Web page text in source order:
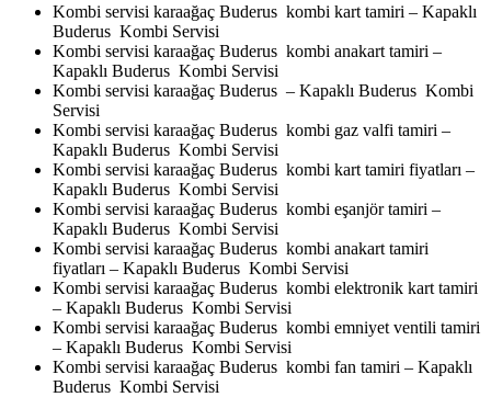
Kombi servisi karaağaç Buderus kombi kart tamiri – Kapaklı
Buderus Kombi Servisi
Kombi servisi karaağaç Buderus kombi anakart tamiri –
Kapaklı Buderus Kombi Servisi
Kombi servisi karaağaç Buderus – Kapaklı Buderus Kombi
Servisi
Kombi servisi karaağaç Buderus kombi gaz valfi tamiri –
Kapaklı Buderus Kombi Servisi
Kombi servisi karaağaç Buderus kombi kart tamiri fiyatları –
Kapaklı Buderus Kombi Servisi
Kombi servisi karaağaç Buderus kombi eşanjör tamiri –
Kapaklı Buderus Kombi Servisi
Kombi servisi karaağaç Buderus kombi anakart tamiri
fiyatları – Kapaklı Buderus Kombi Servisi
Kombi servisi karaağaç Buderus kombi elektronik kart tamiri
– Kapaklı Buderus Kombi Servisi
Kombi servisi karaağaç Buderus kombi emniyet ventili tamiri
– Kapaklı Buderus Kombi Servisi
Kombi servisi karaağaç Buderus kombi fan tamiri – Kapaklı
Buderus Kombi Servisi